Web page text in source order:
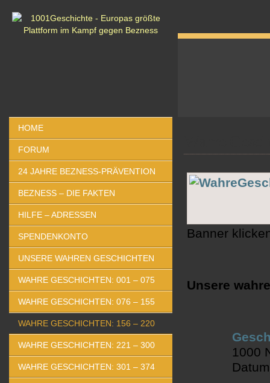
HOME
FORUM
24 JAHRE BEZNESS-PRÄVENTION
BEZNESS – DIE FAKTEN
HILFE – ADRESSEN
SPENDENKONTO
UNSERE WAHREN GESCHICHTEN
WAHRE GESCHICHTEN: 001 – 075
WAHRE GESCHICHTEN: 076 – 155
WAHRE GESCHICHTEN: 156 – 220
WAHRE GESCHICHTEN: 221 – 300
WAHRE GESCHICHTEN: 301 – 374
Banner
Unsere
1000